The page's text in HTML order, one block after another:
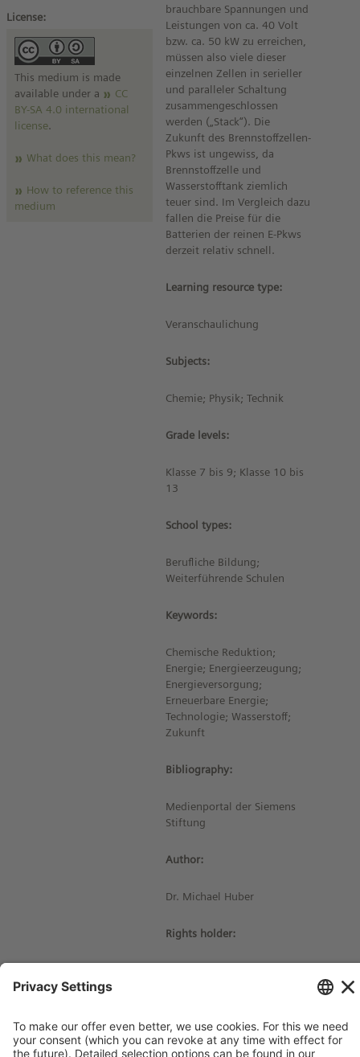
License:
This medium is made
available under a
CC
BY-SA 4.0 international
license.
What does this mean?
How to reference this
medium
brauchbare Spannungen und
Leistungen von ca. 40 Volt
bzw. ca. 50 kW zu erreichen,
müssen also viele dieser
einzelnen Zellen in serieller
und paralleler Schaltung
zusammengeschlossen
werden („Stack“). Die
Zukunft des Brennstoffzellen-
Pkws ist ungewiss, da
Brennstoffzelle und
Wasserstofftank ziemlich
teuer sind. Im Vergleich dazu
fallen die Preise für die
Batterien der reinen E-Pkws
derzeit relativ schnell.
Learning resource type:
Veranschaulichung
Subjects:
Chemie; Physik; Technik
Grade levels:
Klasse 7 bis 9; Klasse 10 bis
13
School types:
Berufliche Bildung;
Weiterführende Schulen
Keywords:
Chemische Reduktion;
Energie; Energieerzeugung;
Energieversorgung;
Erneuerbare Energie;
Technologie; Wasserstoff;
Zukunft
Bibliography:
Medienportal der Siemens
Stiftung
Author:
Dr. Michael Huber
Rights holder: